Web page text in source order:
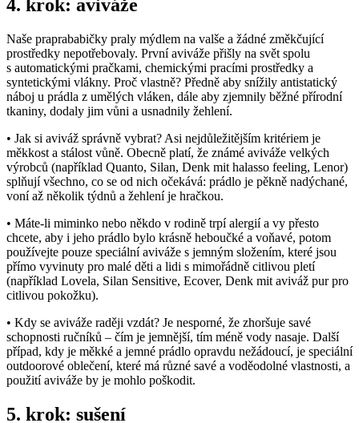
4. krok: aviváže
Naše praprababičky praly mýdlem na valše a žádné změkčující
prostředky nepotřebovaly. První aviváže přišly na svět spolu
s automatickými pračkami, chemickými pracími prostředky a
syntetickými vlákny. Proč vlastně? Předně aby snížily antistatický
náboj u prádla z umělých vláken, dále aby zjemnily běžné přírodní
tkaniny, dodaly jim vůni a usnadnily žehlení.
• Jak si aviváž správně vybrat? Asi nejdůležitějším kritériem je
měkkost a stálost vůně. Obecně platí, že známé aviváže velkých
výrobců (například Quanto, Silan, Denk mit halasso feeling, Lenor)
splňují všechno, co se od nich očekává: prádlo je pěkně nadýchané,
voní až několik týdnů a žehlení je hračkou.
• Máte-li miminko nebo někdo v rodině trpí alergií a vy přesto
chcete, aby i jeho prádlo bylo krásně heboučké a voňavé, potom
používejte pouze speciální aviváže s jemným složením, které jsou
přímo vyvinuty pro malé děti a lidi s mimořádně citlivou pletí
(například Lovela, Silan Sensitive, Ecover, Denk mit aviváž pur pro
citlivou pokožku).
• Kdy se aviváže raději vzdát? Je nesporné, že zhoršuje savé
schopnosti ručníků – čím je jemnější, tím méně vody nasaje. Další
případ, kdy je měkké a jemné prádlo opravdu nežádoucí, je speciální
outdoorové oblečení, které má různé savé a voděodolné vlastnosti, a
použití aviváže by je mohlo poškodit.
5. krok: sušení